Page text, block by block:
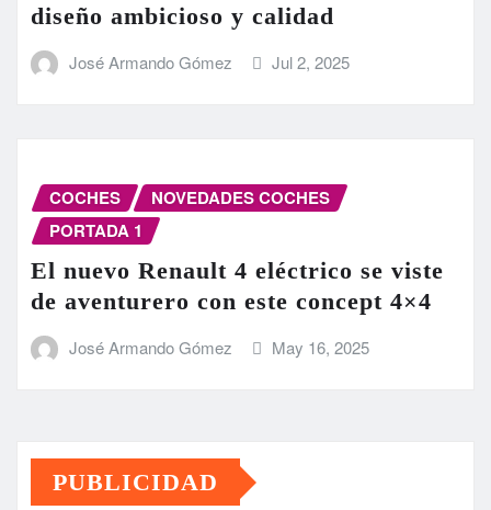
diseño ambicioso y calidad
José Armando Gómez Jul 2, 2025
COCHES
NOVEDADES COCHES
PORTADA 1
El nuevo Renault 4 eléctrico se viste
de aventurero con este concept 4×4
José Armando Gómez May 16, 2025
PUBLICIDAD